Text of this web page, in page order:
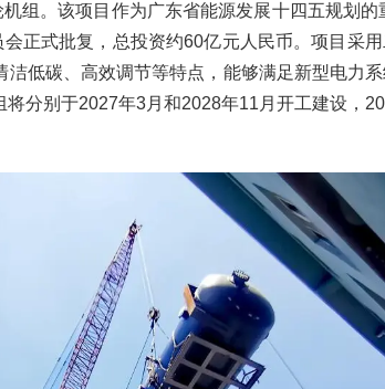
组。该项目作为广东省能源发展十四五规划
正式批复，总投资约60亿元人民币。项目采
低碳、高效调节等特点，能够满足新型电力
分别于2027年3月和2028年11月开工建设，